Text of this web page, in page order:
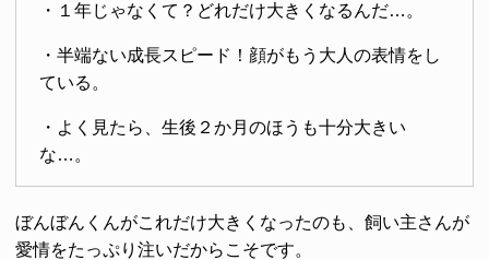
・１年じゃなくて？どれだけ大きくなるんだ…。
・半端ない成長スピード！顔がもう大人の表情をし
ている。
・よく見たら、生後２か月のほうも十分大きい
な…。
ぼんぼんくんがこれだけ大きくなったのも、飼い主さんが
愛情をたっぷり注いだからこそです。